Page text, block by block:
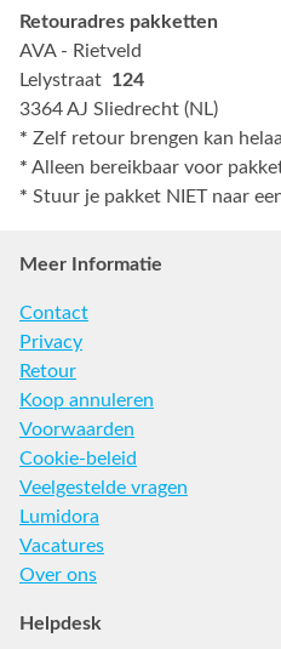
Retouradres pakketten
AVA - Rietveld
Lelystraat 124
3364 AJ Sliedrecht (NL)
* Zelf retour brengen kan
* Alleen bereikbaar voor
* Stuur je pakket NIET naar
Meer Informatie
Contact
Privacy
Retour
Koop annuleren
Voorwaarden
Cookie-beleid
Veelgestelde vragen
Lumidora
Vacatures
Over ons
Helpdesk